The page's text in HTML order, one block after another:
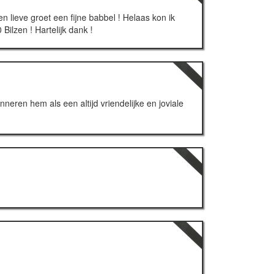
lieve groet een fijne babbel ! Helaas kon ik
! Hartelijk dank !
hem als een altijd vriendelijke en joviale